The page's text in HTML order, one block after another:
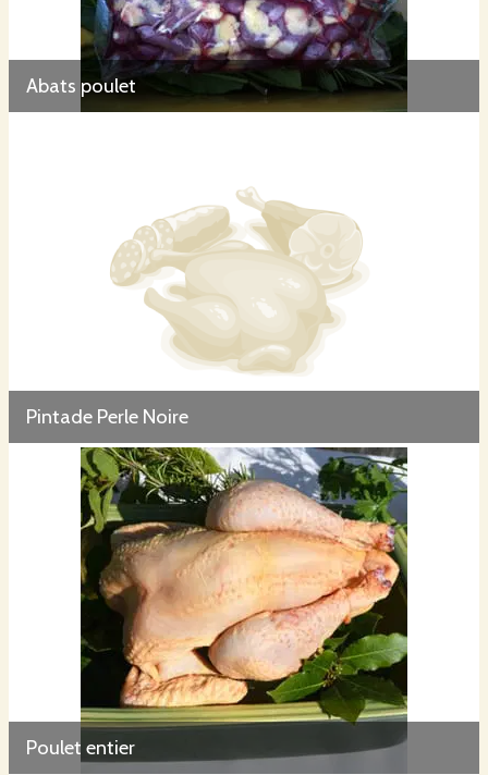
Abats poulet
Pintade Perle Noire
Poulet entier